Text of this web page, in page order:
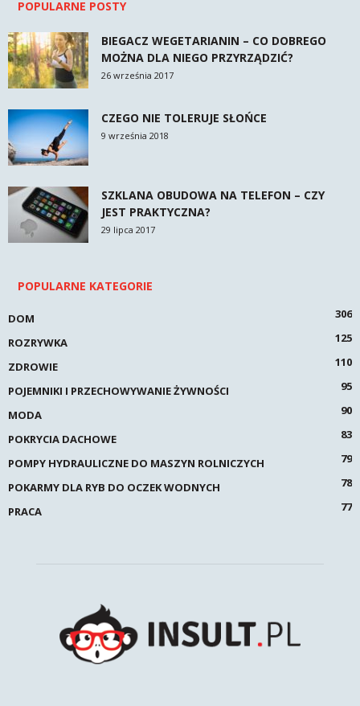
POPULARNE POSTY
BIEGACZ WEGETARIANIN – CO DOBREGO
MOŻNA DLA NIEGO PRZYRZĄDZIĆ?
26 września 2017
CZEGO NIE TOLERUJE SŁOŃCE
9 września 2018
SZKLANA OBUDOWA NA TELEFON – CZY
JEST PRAKTYCZNA?
29 lipca 2017
POPULARNE KATEGORIE
DOM
306
ROZRYWKA
125
ZDROWIE
110
POJEMNIKI I PRZECHOWYWANIE ŻYWNOŚCI
95
MODA
90
POKRYCIA DACHOWE
83
POMPY HYDRAULICZNE DO MASZYN ROLNICZYCH
79
POKARMY DLA RYB DO OCZEK WODNYCH
78
PRACA
77